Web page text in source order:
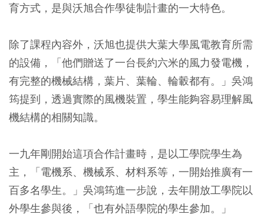
育方式，是與沃旭合作學徒制計畫的一大特色。
除了課程內容外，沃旭也提供大葉大學風電教育所需
的設備，「他們贈送了一台長約六米的風力發電機，
有完整的機械結構，葉片、葉輪、輪轂都有。」吳鴻
筠提到，透過實際的風機裝置，學生能夠容易理解風
機結構的相關知識。
一九年剛開始這項合作計畫時，是以工學院學生為
主，「電機系、機械系、材料系等，一開始推廣有一
百多名學生。」吳鴻筠進一步說，去年開放工學院以
外學生參與後，「也有外語學院的學生參加。」